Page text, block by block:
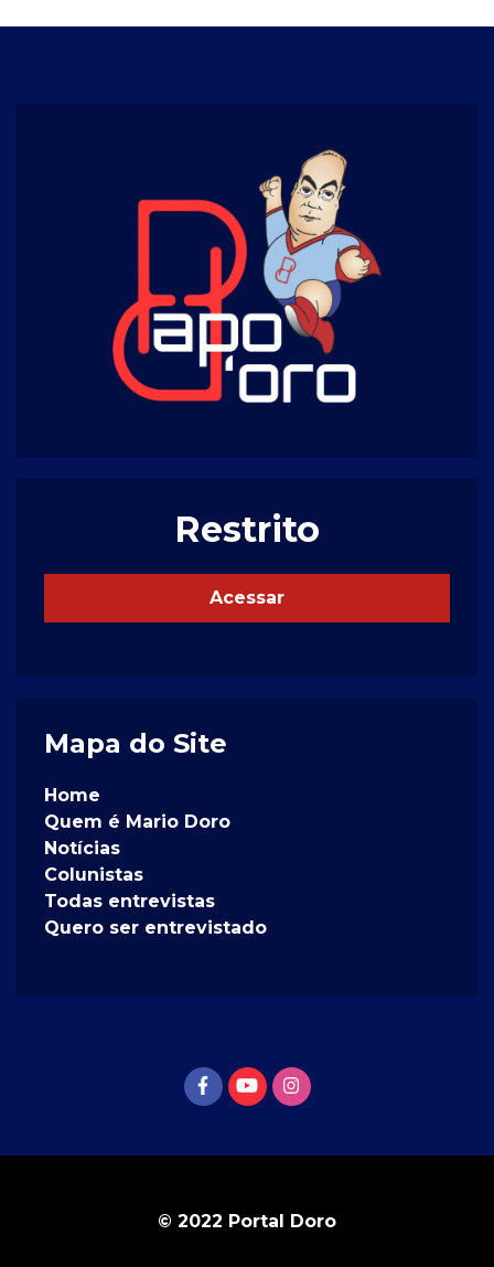
Restrito
Acessar
Mapa do Site
Home
Quem é Mario Doro
Notícias
Colunistas
Todas entrevistas
Quero ser entrevistado
© 2022 Portal Doro